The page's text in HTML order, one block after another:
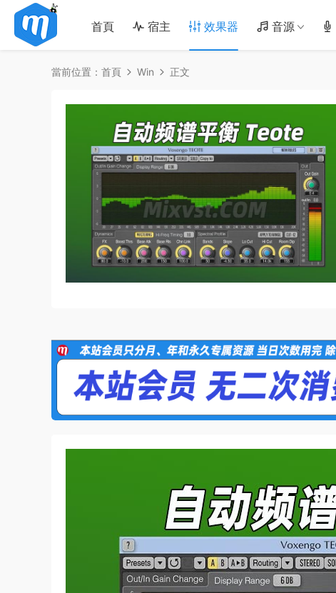
首頁 宿主 效果器 音源
當前位置： 首頁 Win 正文